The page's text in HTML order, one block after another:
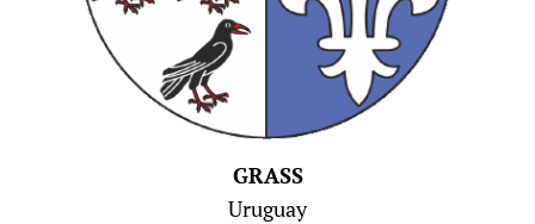
GRASS
Uruguay